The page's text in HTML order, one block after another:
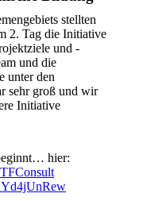
stellten
2. Tag die Initiative
und -
und die
unter den
sehr groß und wir
Initiative
hier: